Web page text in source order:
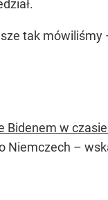
tak mówiliśmy
Bidenem w
–